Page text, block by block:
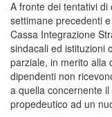
A fronte dei tentativi
settimane precedenti
Cassa Integrazione
sindacali ed istituzioni
parziale, in merito alla
dipendenti non
a quella concernente
propedeutico ad un